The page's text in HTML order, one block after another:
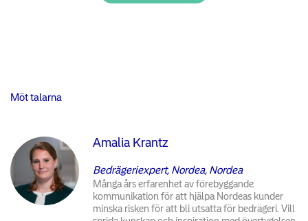
Möt talarna
Amalia Krantz
Bedrägeriexpert, Nordea, Nordea
Många års erfarenhet av förebyggande
kommunikation för att hjälpa Nordeas kunder
minska risken för att bli utsatta för bedrägeri. Vill